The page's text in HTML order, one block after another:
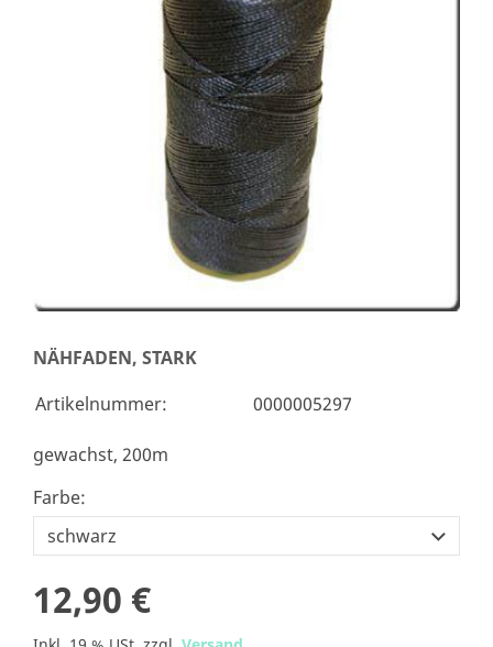
NÄHFADEN, STARK
Artikelnummer:
0000005297
gewachst, 200m
Farbe:
12,90 €